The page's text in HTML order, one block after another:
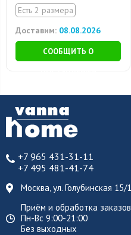
Есть 2 размера
Доставим: 08.08.2026
СООБЩИТЬ О
+7 965 431-31-11
+7 495 481-41-74
Москва, ул. Голубинская 15/
Приём и обработка заказов
Пн-Вс 9:00-21:00
Без выходных